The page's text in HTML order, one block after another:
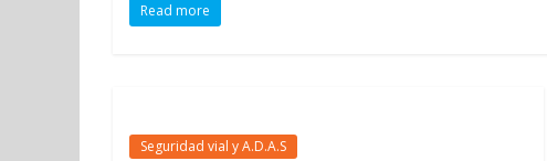
Read more
Seguridad vial y A.D.A.S